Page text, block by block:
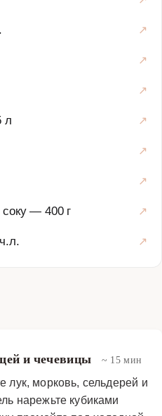
л
— 400 г
и чечевицы ~ 15 мин
лук, морковь, сельдерей и
нарежьте кубиками